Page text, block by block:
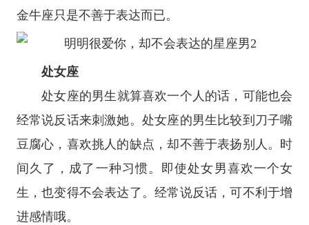
金牛座只是不善于表达而已。
处女座
处女座的男生就算喜欢一个人的话，可能也会
经常说反话来刺激她。处女座的男生比较到刀子嘴
豆腐心，喜欢挑人的缺点，却不善于表扬别人。时
间久了，成了一种习惯。即使处女男喜欢一个女
生，也变得不会表达了。经常说反话，可不利于增
进感情哦。